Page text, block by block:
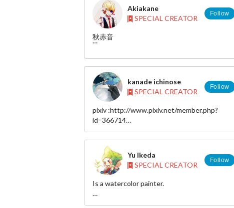
Akiakane
SPECIAL CREATOR
Follow
秋赤音
2011年TOY’S FACTORYから「antinotice」
でデビュー。2012年4月1stアルバム「ぼろ
ぼろな生き様。」、11月には
2nd「DRAGONFLY」、2014年には3rd「
SQUARE」を発表。人気フォークデュオ「ゆ
ず」や「渡辺麻友」など数々の人気アーティ
ストのCDジャケットを手掛ける。TBS「金
最優秀楽曲賞を受賞した歌手「LORDE」の公
式MVを制作。
kanade ichinose
SPECIAL CREATOR
Follow
pixiv :http://www.pixiv.net/member.php?
id=366714
twitter : https://twitter.com/kanade_cocotte
Yu Ikeda
SPECIAL CREATOR
Follow
Is a watercolor painter.
web site:http://web.thn.jp/chocalo/